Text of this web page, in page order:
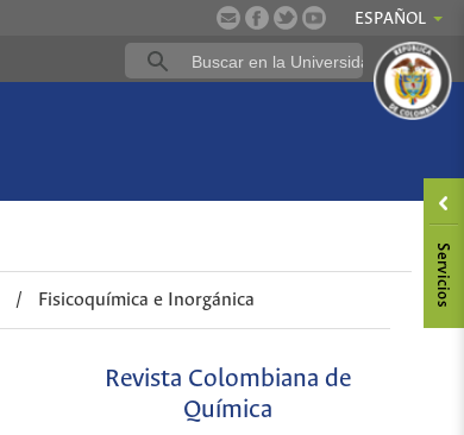
ESPAÑOL
/ Fisicoquímica e Inorgánica
Revista Colombiana de
Química